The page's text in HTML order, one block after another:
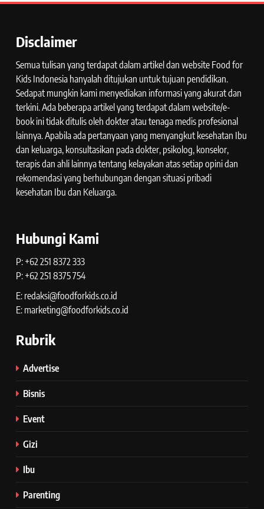
Disclaimer
Semua tulisan yang terdapat dalam artikel dan website Food for
Kids Indonesia hanyalah ditujukan untuk tujuan pendidikan.
Sedapat mungkin kami menyediakan informasi yang akurat dan
terkini. Ada beberapa artikel yang terdapat dalam website/e-
book ini tidak ditulis oleh dokter atau tenaga medis profesional
lainnya. Apabila ada pertanyaan yang menyangkut kesehatan Ibu
dan keluarga, konsultasikan pada dokter, psikolog, konselor,
terapis dan ahli lainnya tentang kelayakan atas setiap opini dan
rekomendasi yang berhubungan dengan situasi pribadi
kesehatan Ibu dan Keluarga.
Hubungi Kami
P: +62 251 8372 333
P: +62 251 8375 754
E: redaksi@foodforkids.co.id
E: marketing@foodforkids.co.id
Rubrik
Advertise
Bisnis
Event
Gizi
Ibu
Parenting